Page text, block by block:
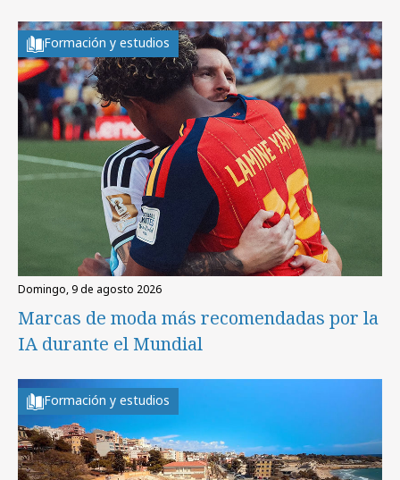
Formación y estudios
domingo, 9 de agosto 2026
Marcas de moda más recomendadas por la
IA durante el Mundial
Formación y estudios